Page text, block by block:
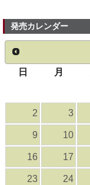
発売カレンダー
日 月
2 3
9 10
16 17
23 24